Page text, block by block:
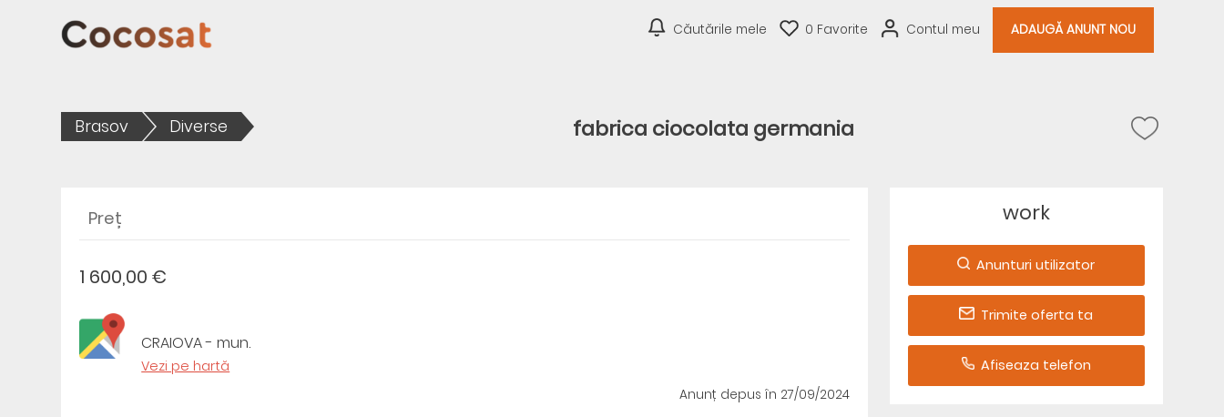
Căutările mele 0 Favorite Contul meu ADAUGĂ ANUNT NOU
Brasov Diverse fabrica ciocolata germania
Preț
1 600,00 €
CRAIOVA - mun.
Vezi pe hartă
Anunț depus în 27/09/2024
work
Anunturi utilizator
Trimite oferta ta
Afiseaza telefon